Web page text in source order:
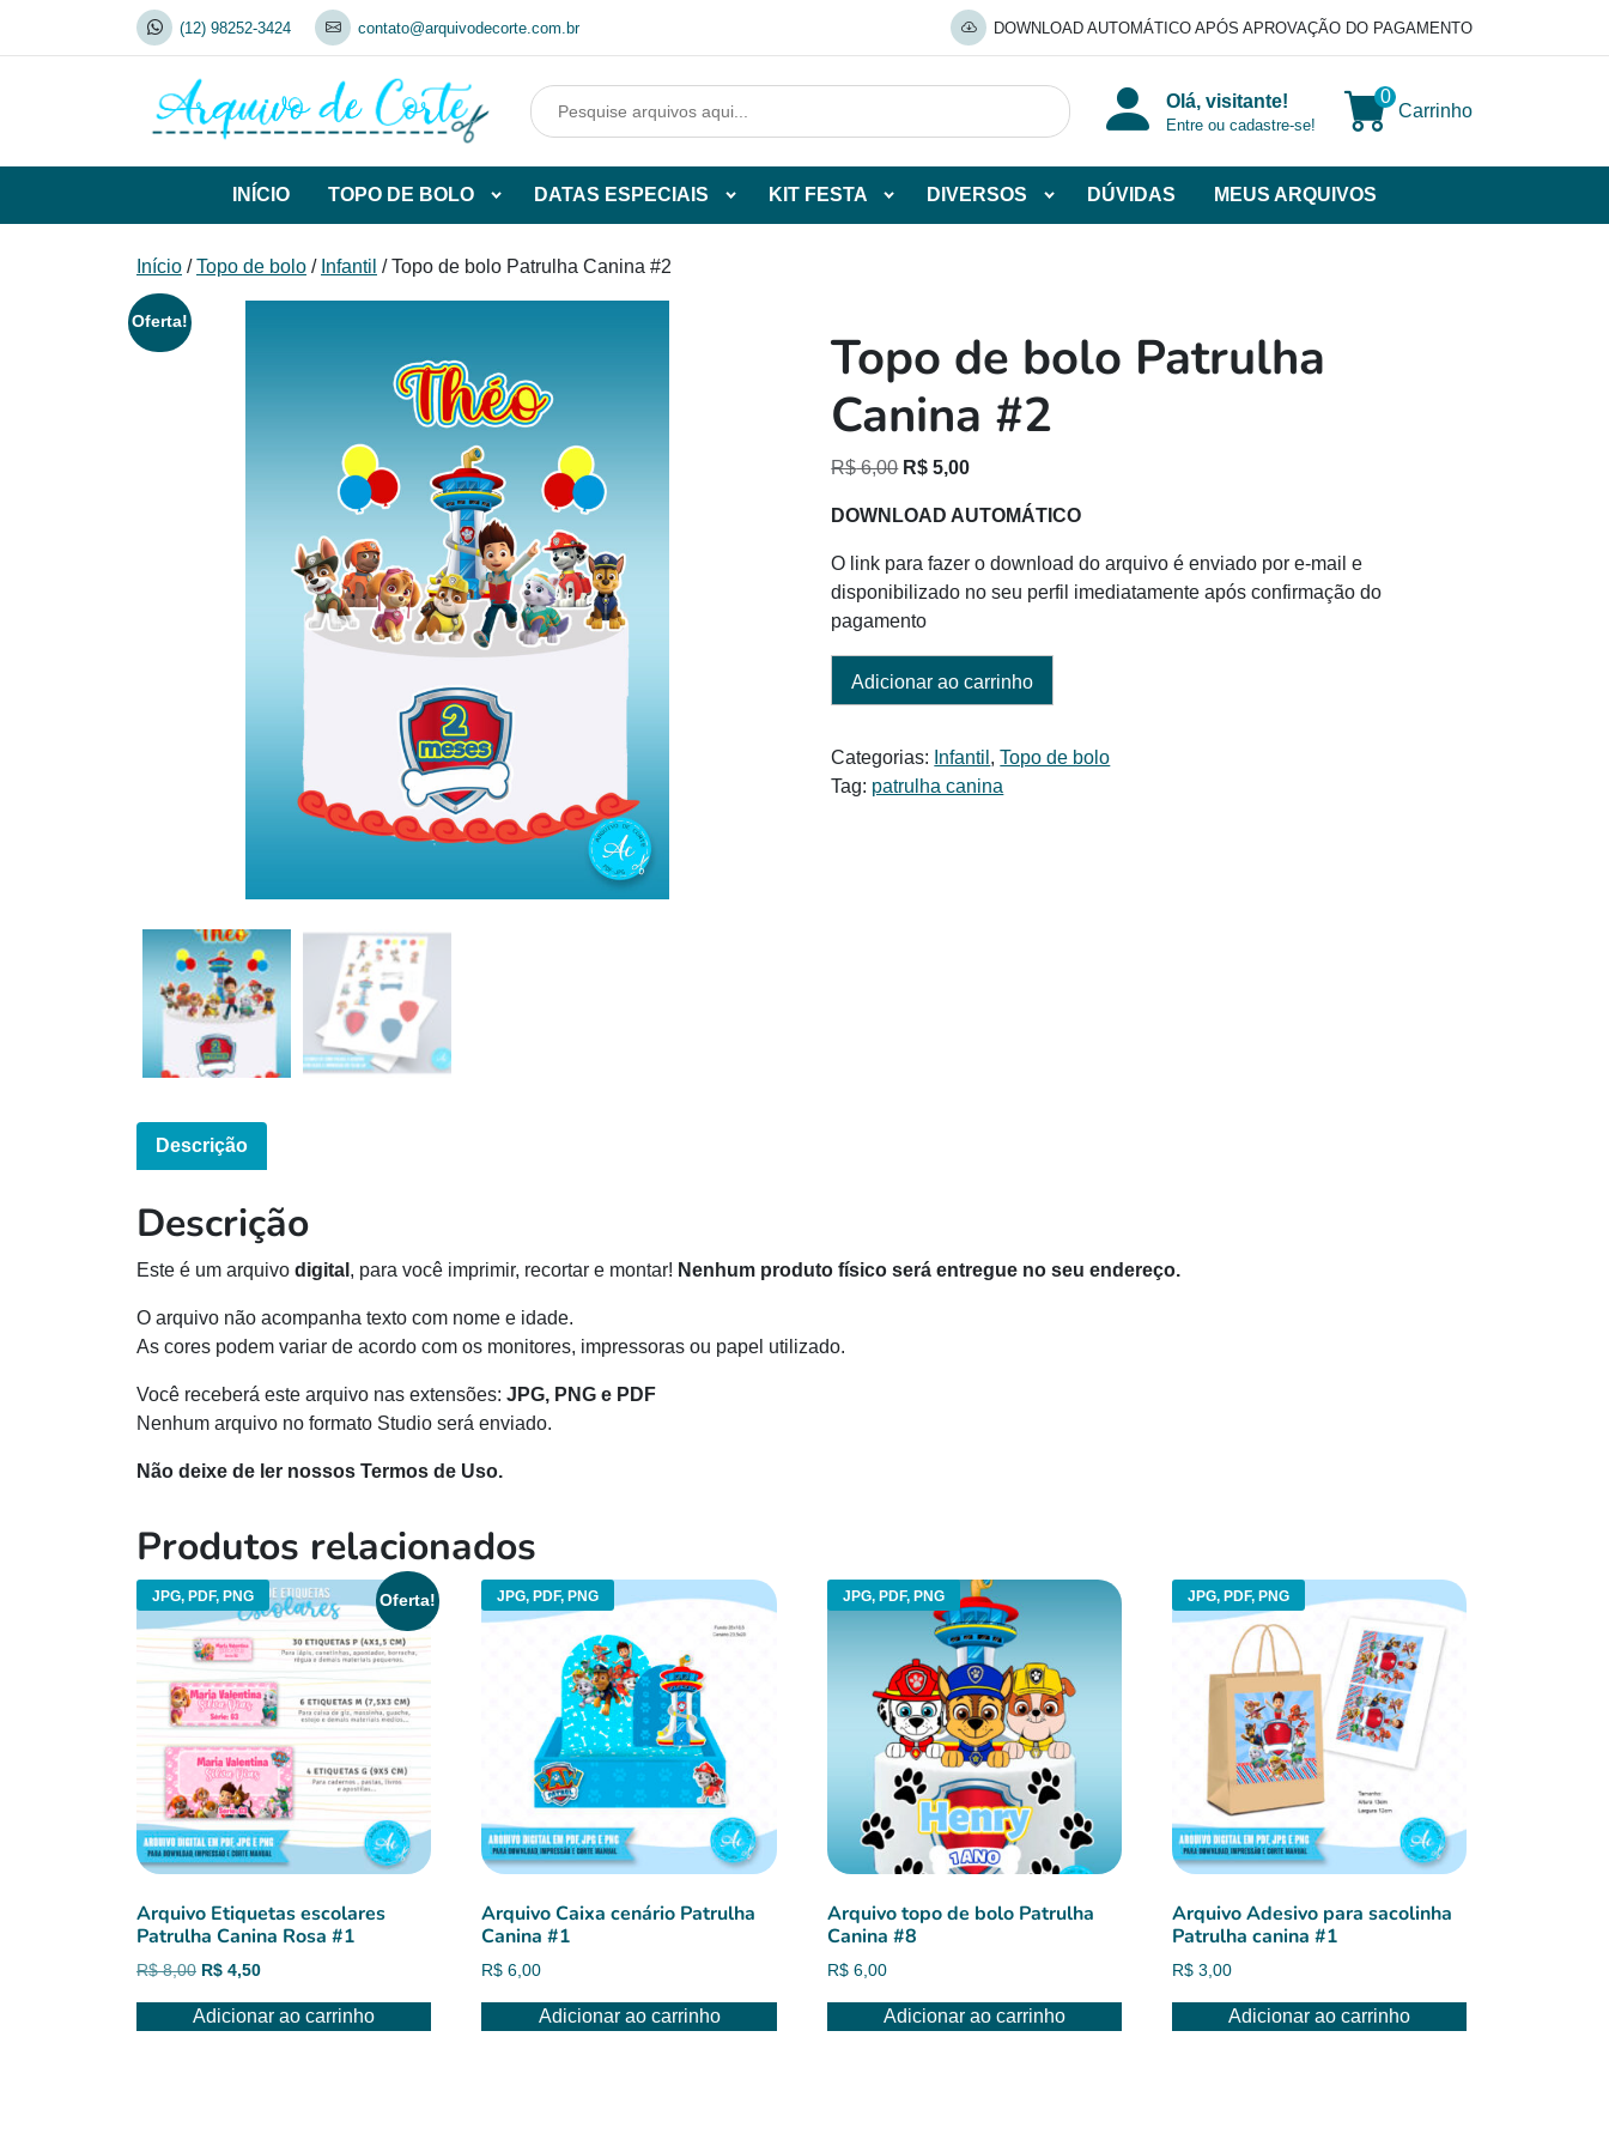
(12) 98252-3424 contato@arquivodecorte.com.br DOWNLOAD AUTOMÁTICO APÓS APROVAÇÃO DO PAGAMENTO
Olá, visitante!
Entre ou cadastre-se!
0
Carrinho
INÍCIO TOPO DE BOLO
de
DATAS ESPECIAIS KIT FESTA DIVERSOS DÚVIDAS MEUS ARQUIVOS
Início /Topo de bolo / Infantil / Topo de bolo Patrulha Canina #2
Oferta!
Topo de bolo Patrulha
Canina #2
R$6,00 O
original
era:
R$ 6,00.
R$ 5,00O
atual
DOWNLOAD AUTOMÁTICO
O link para fazer o download do arquivo é enviado por e-mail e
disponibilizado no seu perfil imediatamente após confirmação do
pagamento
Adicionar ao carrinho
Categorias: Infantil ,Topo de bolo
Tag: patrulha canina
Descrição
Descrição
Este é um arquivo digital , para você imprimir, recortar e montar! Nenhum produto físico será entregue no seu endereço.
O arquivo não acompanha texto com nome e idade.
As cores podem variar de acordo com os monitores, impressoras ou papel utilizado.
Você receberá este arquivo nas extensões: JPG, PNG e PDF
Nenhum arquivo no formato Studio será enviado.
Não deixe de ler nossos Termos de Uso.
Produtos relacionados
JPG, PDF, PNG Oferta!
Arquivo Etiquetas escolares
Patrulha Canina Rosa #1
R$8,00 O
original
R$ 4,50O
atual
Adicionar ao carrinho
JPG, PDF, PNG
Arquivo Caixa cenário Patrulha
Canina #1
R$ 6,00
Adicionar ao carrinho
JPG, PDF, PNG
Arquivo topo de bolo Patrulha
Canina #8
R$6,00
Adicionar ao carrinho
JPG, PDF, PNG
Arquivo Adesivo para sacolinha
Patrulha canina #1
R$ 3,00
Adicionar ao carrinho